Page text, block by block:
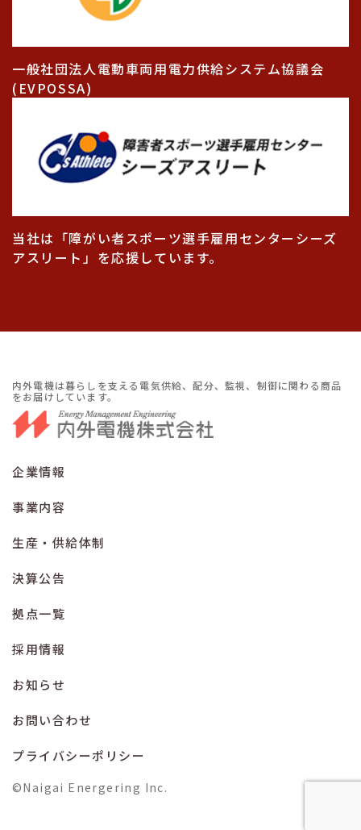
一般社団法人電動車両用電力供給システム協議会
(EVPOSSA)
当社は「障がい者スポーツ選手雇用センターシーズ
アスリート」を応援しています。
内外電機は暮らしを支える電気供給、配分、監視、制御に関わる商品
をお届けしています。
企業情報
事業内容
生産・供給体制
決算公告
拠点一覧
採用情報
お知らせ
お問い合わせ
プライバシーポリシー
©Naigai Energering Inc.